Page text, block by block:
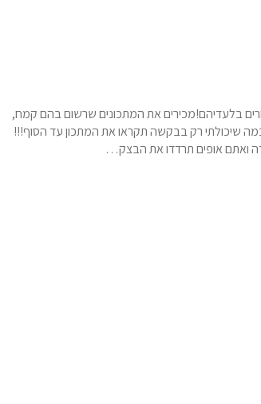
פורים בלעדיהם!מכירים את המתכונים שרשום בהם קמח,
כמה שיכולתי רק בבקשה תקראו את המתכון עד הסוף!!!
ואתם אופים תרדדו את הבצק…